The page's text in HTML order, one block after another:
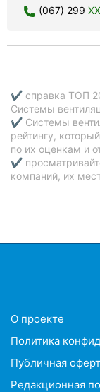
(067) 299
✔ справка ТОП
Системы
✔ Системы
рейтингу,
по их оценкам и
✔
компаний, их
O проекте
Политика
Публичная
Редакционная